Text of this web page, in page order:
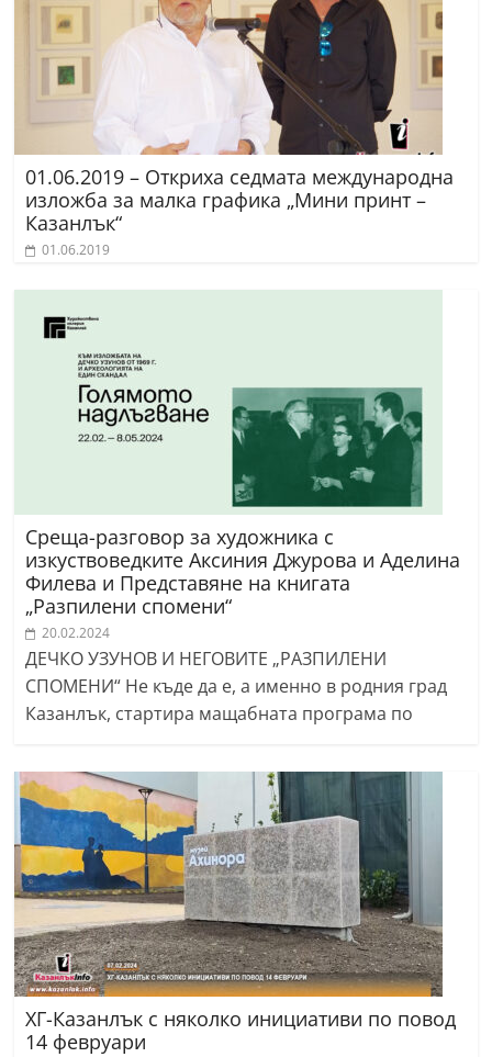
01.06.2019 – Откриха седмата международна
изложба за малка графика „Мини принт –
Казанлък“
01.06.2019
Среща-разговор за художника с
изкуствоведките Аксиния Джурова и Аделина
Филева и Представяне на книгата
„Разпилени спомени“
20.02.2024
ДЕЧКО УЗУНОВ И НЕГОВИТЕ „РАЗПИЛЕНИ
СПОМЕНИ“ Не къде да е, а именно в родния град
Казанлък, стартира мащабната програма по
ХГ-Казанлък с няколко инициативи по повод
14 февруари